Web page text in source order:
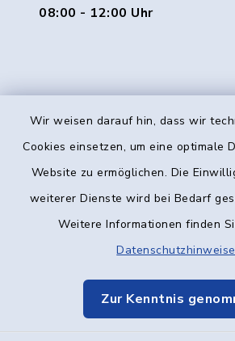
Wir weisen darauf hin, dass wir
Cookies einsetzen, um eine optimale
Website zu ermöglichen. Die
weiterer Dienste wird bei Bedarf
Weitere Informationen finden
Zur Kenntnis
08:00 - 12:00 Uhr
Kontakt
Datenschutz
Elektronische